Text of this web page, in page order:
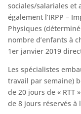
sociales/salariales et
également l’IRPP –
Physiques
nombre d’enfants à
1er janvier 2019
Les spécialistes
travail par semaine)
de 20 jours de « RTT
de 8 jours réservés